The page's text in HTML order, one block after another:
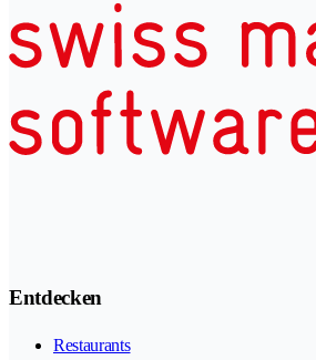
Entdecken
Restaurants